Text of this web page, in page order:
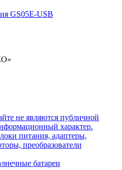
GS05E-USB
не являются публичной
характер.
питания, адаптеры,
преобразователи
батареи